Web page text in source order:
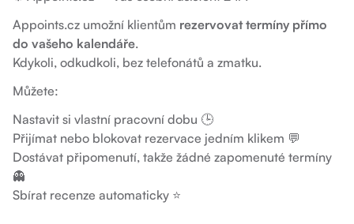
Appoints.cz umožní klientům rezervovat termíny přímo
do vašeho kalendáře.
Kdykoli, odkudkoli, bez telefonátů a zmatku.
Můžete:
Nastavit si vlastní pracovní dobu 🕒
Přijímat nebo blokovat rezervace jedním klikem 💬
Dostávat připomenutí, takže žádné zapomenuté termíny
👻
Sbírat recenze automaticky ⭐